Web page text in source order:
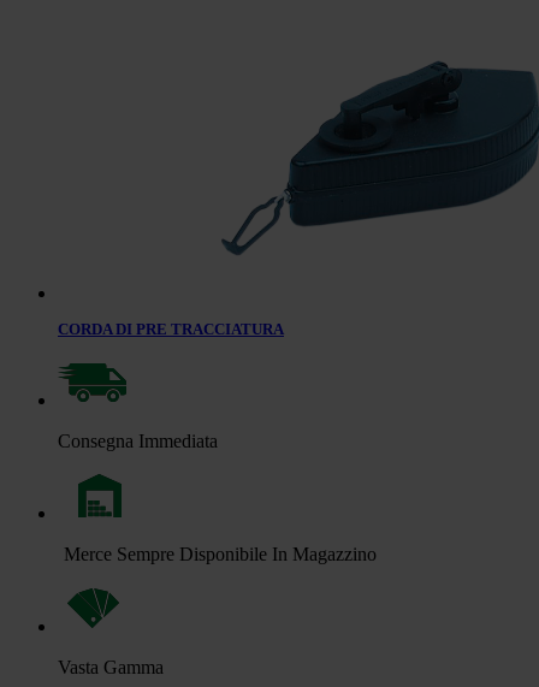
CORDA DI PRE TRACCIATURA
Consegna Immediata
Merce Sempre Disponibile In Magazzino
Vasta Gamma